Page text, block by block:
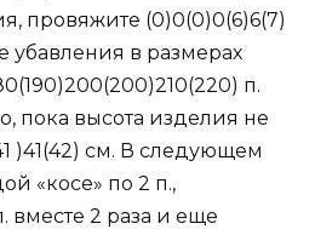
провяжите (0)0(0)0(6)6(7)
убавления в размерах
п.
пока высота изделия не
)41(42) см. В следующем
«косе» по 2 п.,
вместе 2 раза и еще